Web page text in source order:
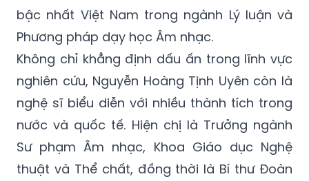
bậc nhất Việt Nam trong ngành Lý luận và
Phương pháp dạy học Âm nhạc.
Không chỉ khẳng định dấu ấn trong lĩnh vực
nghiên cứu, Nguyễn Hoàng Tịnh Uyên còn là
nghệ sĩ biểu diễn với nhiều thành tích trong
nước và quốc tế. Hiện chị là Trưởng ngành
Sư phạm Âm nhạc, Khoa Giáo dục Nghệ
thuật và Thể chất, đồng thời là Bí thư Đoàn